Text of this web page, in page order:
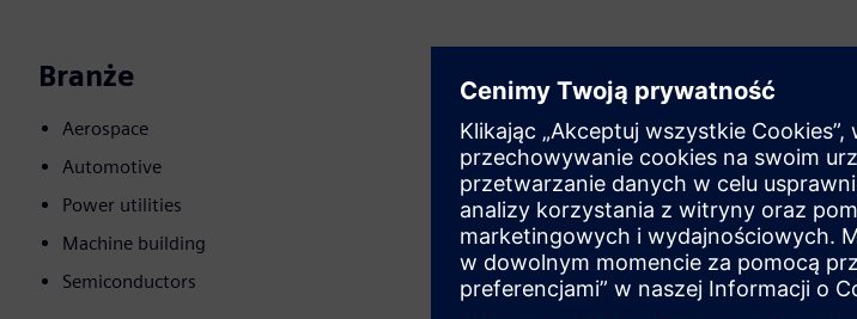
Branże
Aerospace
Automotive
Power utilities
Machine building
Semiconductors
Ruch
Service
Zapewnia usługę dla produktu/
Xcelerator, która pomaga
integracji, obsłudze lub